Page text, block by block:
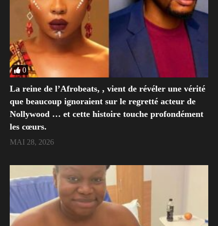
0
La reine de l’Afrobeats, , vient de révéler une vérité
que beaucoup ignoraient sur le regretté acteur de
Nollywood … et cette histoire touche profondément
les cœurs.
MAI 28, 2026